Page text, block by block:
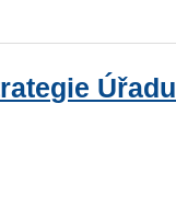
Úřadu